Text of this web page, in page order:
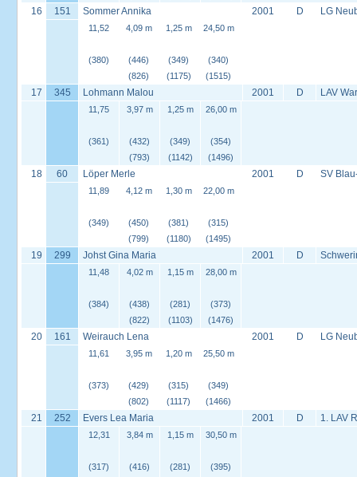
16 151 Sommer Annika 2001 D LG
11,52
(380)
4,09 m
(446)
(826)
1,25 m
(349)
(1175)
24,50 m
(340)
(1515)
17 345 Lohmann Malou 2001 D LAV
11,75
(361)
3,97 m
(432)
(793)
1,25 m
(349)
(1142)
26,00 m
(354)
(1496)
18 60 Löper Merle 2001 D SV
11,89
(349)
4,12 m
(450)
(799)
1,30 m
(381)
(1180)
22,00 m
(315)
(1495)
19 299 Johst Gina Maria 2001 D
11,48
(384)
4,02 m
(438)
(822)
1,15 m
(281)
(1103)
28,00 m
(373)
(1476)
20 161 Weirauch Lena 2001 D LG
11,61
(373)
3,95 m
(429)
(802)
1,20 m
(315)
(1117)
25,50 m
(349)
(1466)
21 252 Evers Lea Maria 2001 D 1. LAV
12,31
(317)
3,84 m
(416)
1,15 m
(281)
30,50 m
(395)